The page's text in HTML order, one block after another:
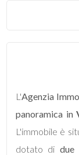
L'Agenzia
panoramica in
L'immobile è
dotato di due
Totale